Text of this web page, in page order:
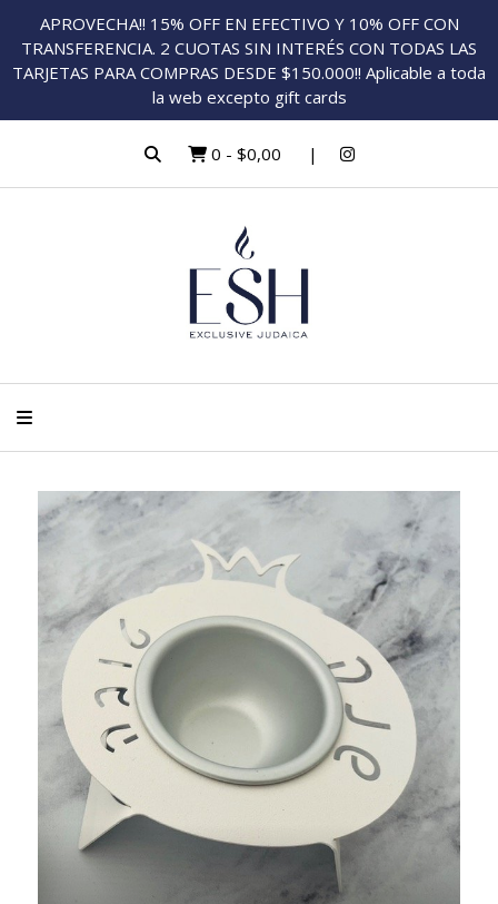
APROVECHA!! 15% OFF EN EFECTIVO Y 10% OFF CON
TRANSFERENCIA. 2 CUOTAS SIN INTERÉS CON TODAS LAS
TARJETAS PARA COMPRAS DESDE $150.000!! Aplicable a toda
la web excepto gift cards
0 - $0,00